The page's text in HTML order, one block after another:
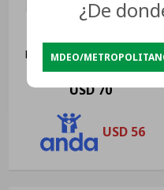
Extractor James De Baño
Frente De Vidrio Ej 100vt
100mm Color Blanco
USD70
USD 56
¿De
MDEO/